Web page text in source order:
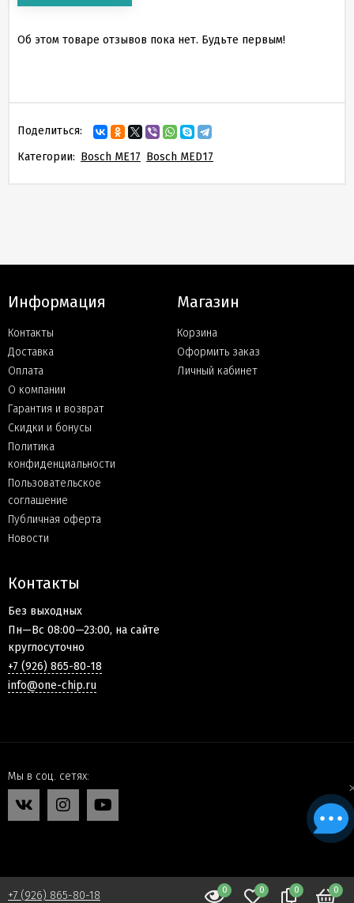
Об этом товаре отзывов пока нет. Будьте первым!
Поделиться:
Категории: Bosch ME17 Bosch MED17
Информация
Контакты
Доставка
Оплата
О компании
Гарантия и возврат
Скидки и бонусы
Политика
конфиденциальности
Пользовательское
соглашение
Публичная оферта
Новости
Магазин
Корзина
Оформить заказ
Личный кабинет
Контакты
Без выходных
Пн—Вс 08:00—23:00, на сайте
круглосуточно
+7 (926) 865-80-18
info@one-chip.ru
Мы в соц. сетях
0 0 0 0
+7 (926) 865-80-18